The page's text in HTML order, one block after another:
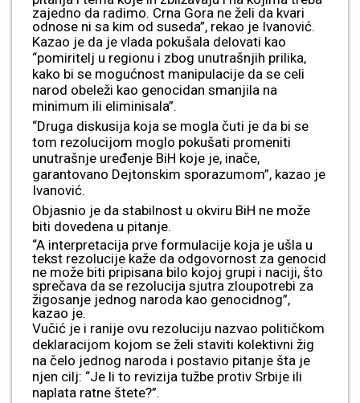
zajedno da radimo. Crna Gora ne želi da kvari
odnose ni sa kim od suseda”, rekao je Ivanović.
Kazao je da je vlada pokušala delovati kao
“pomiritelj u regionu i zbog unutrašnjih prilika,
kako bi se mogućnost manipulacije da se celi
narod obeleži kao genocidan smanjila na
minimum ili eliminisala”.
“Druga diskusija koja se mogla čuti je da bi se
tom rezolucijom moglo pokušati promeniti
unutrašnje uređenje BiH koje je, inače,
garantovano Dejtonskim sporazumom”, kazao je
Ivanović.
Objasnio je da stabilnost u okviru BiH ne može
biti dovedena u pitanje.
“A interpretacija prve formulacije koja je ušla u
tekst rezolucije kaže da odgovornost za genocid
ne može biti pripisana bilo kojoj grupi i naciji, što
sprečava da se rezolucija sjutra zloupotrebi za
žigosanje jednog naroda kao genocidnog”,
kazao je.
Vučić je i ranije ovu rezoluciju nazvao političkom
deklaracijom kojom se želi staviti kolektivni žig
na čelo jednog naroda i postavio pitanje šta je
njen cilj: “Je li to revizija tužbe protiv Srbije ili
naplata ratne štete?”.